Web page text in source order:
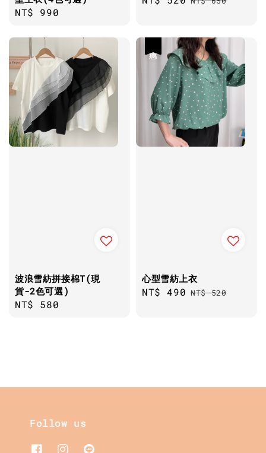
Regular
NT$ 990
波浪雪紡拼接棉T(現
貨-2色可選)
Regular
NT$ 580
心型雪紡上衣
Sale
NT$ 490 Regular
NT$ 520
Follow us